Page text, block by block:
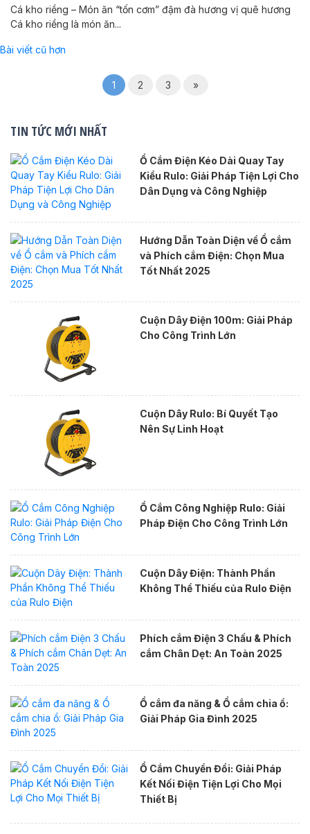
Cá kho riềng – Món ăn “tốn cơm” đậm đà hương vị quê hương
Cá kho riềng là món ăn...
Điều
viết
Bài viết cũ hơn
1 2 3 »
TIN TỨC MỚI NHẤT
Ổ Cắm Điện Kéo Dài Quay Tay
Kiểu Rulo: Giải Pháp Tiện Lợi Cho
Dân Dụng và Công Nghiệp
Hướng Dẫn Toàn Diện về Ổ cắm
và Phích cắm Điện: Chọn Mua
Tốt Nhất 2025
Cuộn Dây Điện 100m: Giải Pháp
Cho Công Trình Lớn
Cuộn Dây Rulo: Bí Quyết Tạo
Nên Sự Linh Hoạt
Ổ Cắm Công Nghiệp Rulo: Giải
Pháp Điện Cho Công Trình Lớn
Cuộn Dây Điện: Thành Phần
Không Thể Thiếu của Rulo Điện
Phích cắm Điện 3 Chấu & Phích
cắm Chân Dẹt: An Toàn 2025
Ổ cắm đa năng & Ổ cắm chia ổ:
Giải Pháp Gia Đình 2025
Ổ Cắm Chuyển Đổi: Giải Pháp
Kết Nối Điện Tiện Lợi Cho Mọi
Thiết Bị